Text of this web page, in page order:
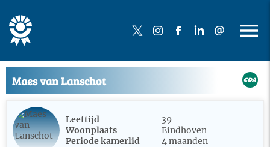
Maes van Lanschot
Leeftijd
39
Woonplaats
Eindhoven
Periode kamerlid
4 maanden